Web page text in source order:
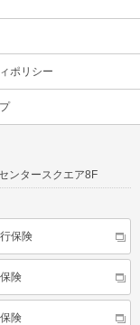
ポリシー
ンタースクエア8F
保険
険
険